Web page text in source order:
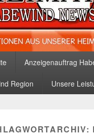
Anzeigenauftrag
Region Unsere